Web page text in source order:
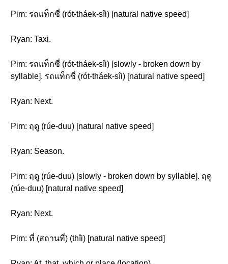
Pim: รถแท็กซี่ (rót-tháek-sîi) [natural native speed]
Ryan: Taxi.
Pim: รถแท็กซี่ (rót-tháek-sîi) [slowly - broken down by
syllable]. รถแท็กซี่ (rót-tháek-sîi) [natural native speed]
Ryan: Next.
Pim: ฤดู (rúe-duu) [natural native speed]
Ryan: Season.
Pim: ฤดู (rúe-duu) [slowly - broken down by syllable]. ฤดู
(rúe-duu) [natural native speed]
Ryan: Next.
Pim: ที่ (สถานที่) (thîi) [natural native speed]